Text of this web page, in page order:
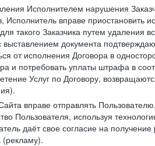
Исполнителем нарушения
Исполнитель вправе приостановить
такого Заказчика путем
выставлением документа
от исполнения Договора в
и потребовать уплаты штрафа в
Услуг по Договору,
вправе отправлять
Пользователя, используя
даёт свое согласие на
(рекламу).